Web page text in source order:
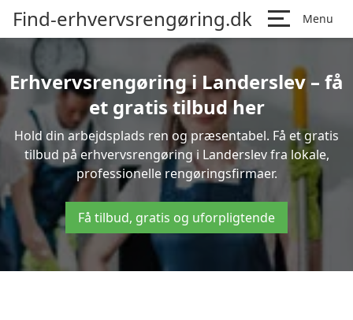
Find-erhvervsrengøring.dk Menu
Erhvervsrengøring i Landerslev – få
et gratis tilbud her
Hold din arbejdsplads ren og præsentabel. Få et gratis
tilbud på erhvervsrengøring i Landerslev fra lokale,
professionelle rengøringsfirmaer.
Få tilbud, gratis og uforpligtende